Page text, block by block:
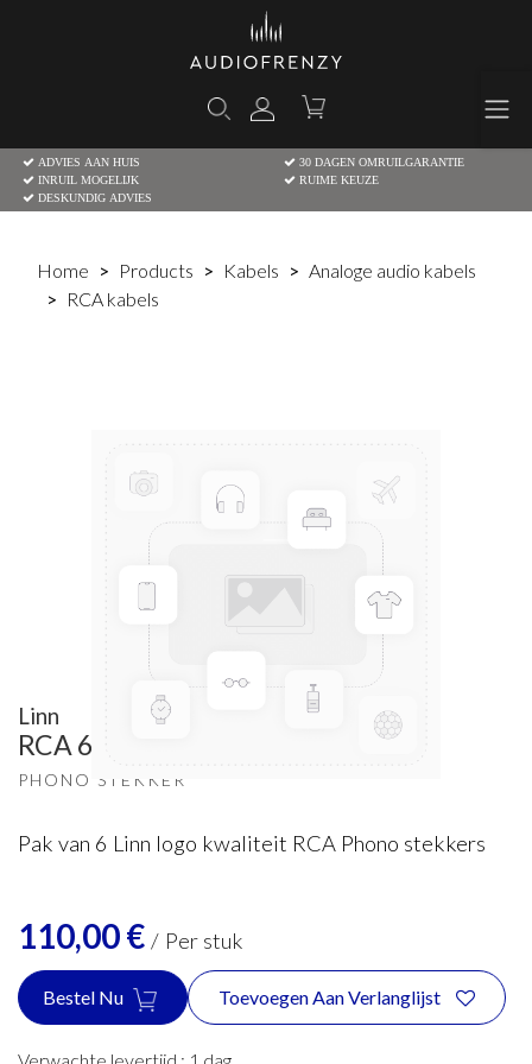
ADVIES AAN HUIS
30 DAGEN OMRUILGARANTIE
INRUIL MOGELIJK
RUIME KEUZE
DESKUNDIG ADVIES
Home Products Kabels
Analoge audio kabels
RCA kabels
Linn
RCA 6 stuks (Rood/Zwart)
PHONO STEKKER
Pak van 6 Linn logo kwaliteit RCA Phono stekkers
110,00€ / Per stuk
Bestel Nu Toevoegen Aan Verlanglijst
Verwachte levertijd : 1 dag